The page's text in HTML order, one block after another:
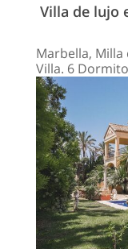
Villa de lujo
Marbella, Milla
Villa. 6